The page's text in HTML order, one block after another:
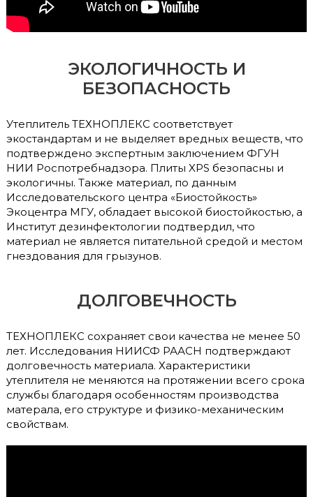
ЭКОЛОГИЧНОСТЬ И
БЕЗОПАСНОСТЬ
Утеплитель ТЕХНОПЛЕКС соответствует
экостандартам и не выделяет вредных веществ, что
подтверждено экспертным заключением ФГУН
НИИ Роспотребнадзора. Плиты XPS безопасны и
экологичны. Также материал, по данным
Исследовательского центра «Биостойкость»
Экоцентра МГУ, обладает высокой биостойкостью, а
Институт дезинфектологии подтвердил, что
материал не является питательной средой и местом
гнездования для грызунов.
ДОЛГОВЕЧНОСТЬ
ТЕХНОПЛЕКС сохраняет свои качества не менее 50
лет. Исследования НИИСФ РААСН подтверждают
долговечность материала. Характеристики
утеплителя не меняются на протяжении всего срока
службы благодаря особенностям производства
матерала, его структуре и физико-механическим
свойствам.